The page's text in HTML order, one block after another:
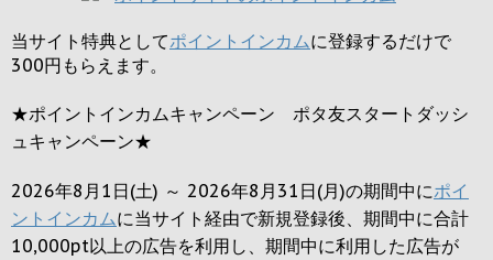
当サイト特典としてポイントインカムに登録するだけで
300円 もらえます。
★ポイントインカムキャンペーン ポタ友スタートダッシ
ュキャンペーン★
2026年8月1日(土) ～ 2026年8月31日(月)の期間中にポイ
ントインカムに当サイト経由で新規登録後、期間中に合計
10,000pt以上の広告を利用し、期間中に利用した広告が